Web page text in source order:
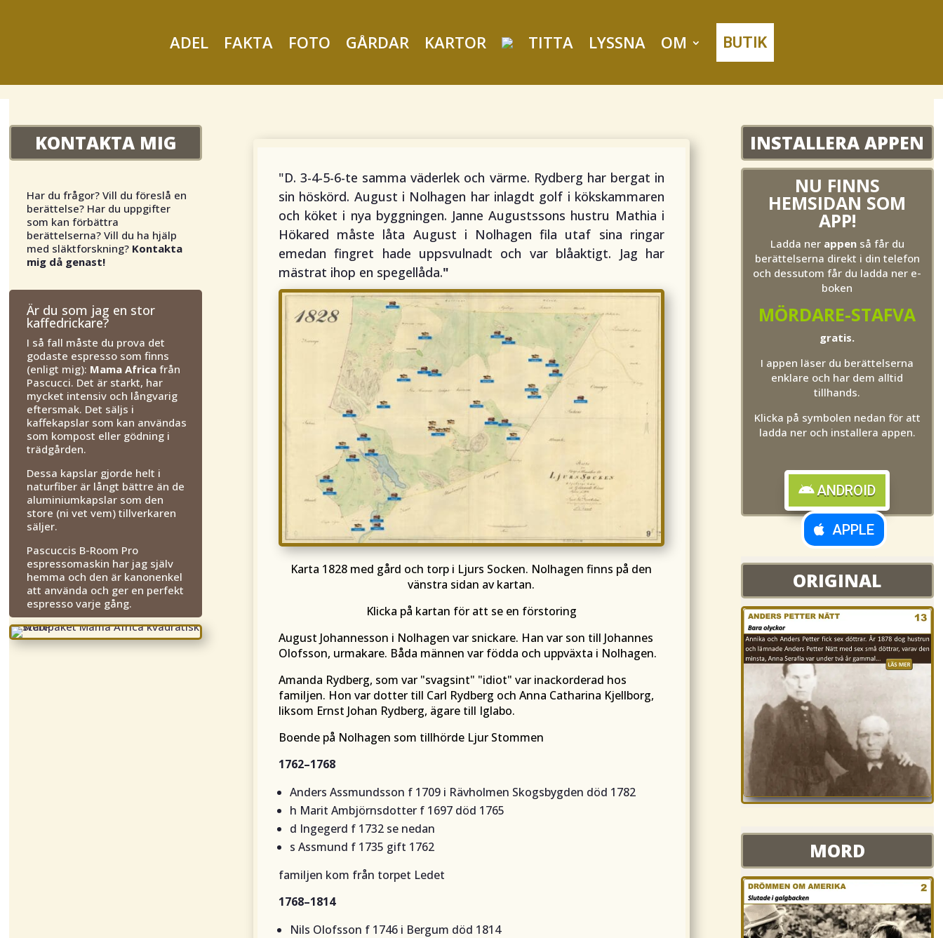
ADEL FAKTA FOTO GÅRDAR KARTOR TITTA LYSSNA OM BUTIK
KONTAKTA MIG
Har du frågor? Vill du föreslå en
berättelse? Har du uppgifter
som kan förbättra
berättelserna? Vill du ha hjälp
med släktforskning? Kontakta
mig då genast!
Är du som jag en stor
kaffedrickare?
I så fall måste du prova det
godaste espresso som finns
(enligt mig): Mama Africa från
Pascucci. Det är starkt, har
mycket intensiv och långvarig
eftersmak. Det säljs i
kaffekapslar som kan användas
som kompost eller gödning i
trädgården.
Dessa kapslar gjorde helt i
naturfiber är långt bättre än de
aluminiumkapslar som den
store (ni vet vem) tillverkaren
säljer.
Pascuccis B-Room Pro
espressomaskin har jag själv
hemma och den är kanonenkel
att använda och ger en perfekt
espresso varje gång.
"D. 3-4-5-6-te samma väderlek och värme. Rydberg har bergat in
sin höskörd. August i Nolhagen har inlagdt golf i kökskammaren
och köket i nya byggningen. Janne Augustssons hustru Mathia i
Hökared måste låta August i Nolhagen fila utaf sina ringar
emedan fingret hade uppsvulnadt och var blåaktigt. Jag har
mästrat ihop en spegellåda."
Karta 1828 med gård och torp i Ljurs Socken. Nolhagen finns på den
vänstra sidan av kartan.
Klicka på kartan för att se en förstoring
August Johannesson i Nolhagen var snickare. Han var son till Johannes
Olofsson, urmakare. Båda männen var födda och uppväxta i Nolhagen.
Amanda Rydberg, som var "svagsint" "idiot"var inackorderad hos
familjen. Hon var dotter till Carl Rydberg och Anna Catharina Kjellborg,
liksom Ernst Johan Rydberg, ägare till Iglabo.
Boende på Nolhagen som tillhörde Ljur Stommen
1762–1768
Anders Assmundsson f 1709 i Rävholmen Skogsbygden död 1782
h Marit Ambjörnsdotter f 1697 död 1765
d Ingegerd f 1732 se nedan
s Assmund f 1735 gift 1762
familjen kom från torpet Ledet
1768–1814
Nils Olofsson f 1746 i Bergum död 1814
INSTALLERA APPEN
NU FINNS
HEMSIDAN SOM
APP!
Ladda ner appenså får du
berättelserna direkt i din telefon
och dessutom får du ladda ner e-
boken
MÖRDARE-STAFVA
gratis.
I appen läser du berättelserna
enklare och har dem alltid
tillhands.
Klicka på symbolen nedan för att
ladda ner och installera appen.
ANDROID
APPLE
ORIGINAL
ORIGINAL
MORD
MORD